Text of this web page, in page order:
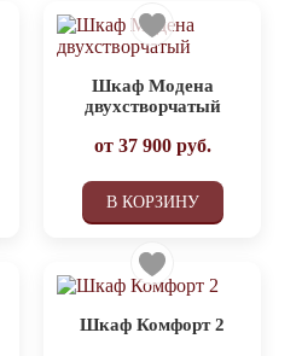
Шкаф Модена
двухстворчатый
от 37 900руб.
В КОРЗИНУ
Шкаф Комфорт 2